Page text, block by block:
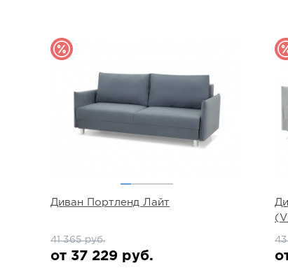
Диван Портленд Лайт
41 365 руб.
от 37 229 руб.